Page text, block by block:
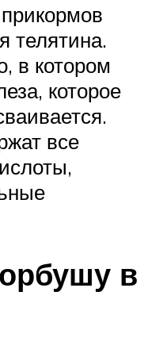
телятина.
в котором
которое
все
в